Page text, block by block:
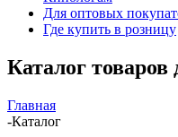
Для оптовых
Где купить в розницу
Каталог
Главная
-Каталог